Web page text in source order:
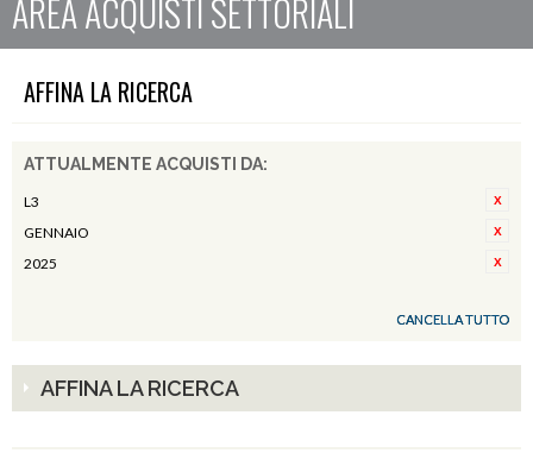
AREA ACQUISTI SETTORIALI
AFFINA LA RICERCA
ATTUALMENTE ACQUISTI DA:
L3
GENNAIO
2025
CANCELLA TUTTO
AFFINA LA RICERCA